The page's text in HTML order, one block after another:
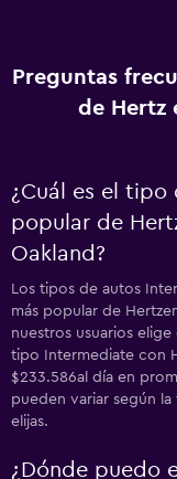
Preguntas
de Hertz
¿Cuál es el tipo
popular de
Oakland?
Los tipos de autos
más popular de
nuestros usuarios
tipo Intermediate con
$233.586al día en
pueden variar según
elijas.
¿Dónde puedo